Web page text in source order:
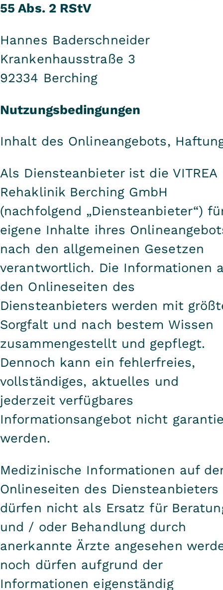
55 Abs. 2 RStV
Hannes Baderschneider
Krankenhausstraße 3
92334 Berching
Nutzungsbedingungen
Inhalt des Onlineangebots,
Als Diensteanbieter ist die VITREA
Rehaklinik Berching GmbH
(nachfolgend „Diensteanbieter“)
eigene Inhalte ihres
nach den allgemeinen Gesetzen
verantwortlich. Die Informationen
den Onlineseiten des
Diensteanbieters werden mit
Sorgfalt und nach bestem Wissen
zusammengestellt und gepflegt.
Dennoch kann ein fehlerfreies,
vollständiges, aktuelles und
jederzeit verfügbares
Informationsangebot nicht
werden.
Medizinische Informationen auf
Onlineseiten des Diensteanbieters
dürfen nicht als Ersatz für
und / oder Behandlung durch
anerkannte Ärzte angesehen
noch dürfen aufgrund der
Informationen eigenständig